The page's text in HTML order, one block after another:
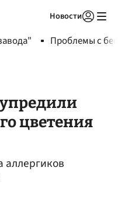
Новости
Проблемы с
цветения
аллергиков